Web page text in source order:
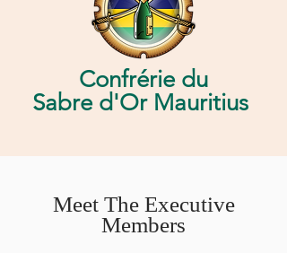
Confrérie du
Sabre d'Or Mauritius
Meet The Executive
Members